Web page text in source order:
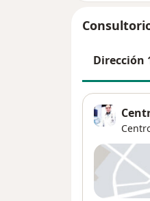
Dirección